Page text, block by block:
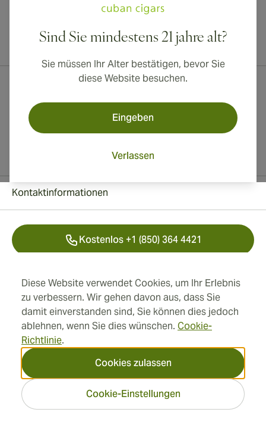
Diese Website verwendet Cookies, um Ihr Erlebnis
zu verbessern. Wir gehen davon aus, dass Sie
damit einverstanden sind, Sie können dies jedoch
ablehnen, wenn Sie dies wünschen. Cookie-
Richtlinie.
Cookies zulassen
Cookie-Einstellungen
Sind Sie mindestens 21 jahre alt?
Sie müssen Ihr Alter bestätigen, bevor Sie
diese Website besuchen.
Eingeben
Verlassen
Internationaler Versand nach Kanada, Vereinigtes Königreich und
Adresse
Informationen
Kontaktinformationen
Kostenlos +1 (850) 364 4421
info@swisscubancigars.com